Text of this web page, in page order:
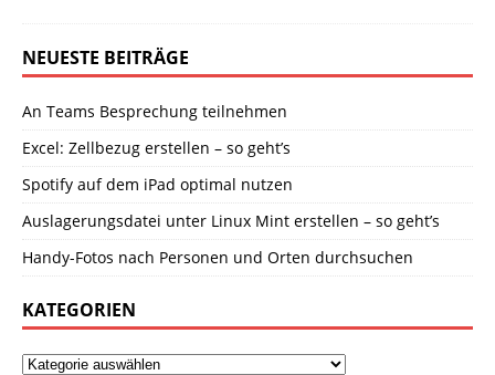
NEUESTE BEITRÄGE
An Teams Besprechung teilnehmen
Excel: Zellbezug erstellen – so geht’s
Spotify auf dem iPad optimal nutzen
Auslagerungsdatei unter Linux Mint erstellen – so geht’s
Handy-Fotos nach Personen und Orten durchsuchen
KATEGORIEN